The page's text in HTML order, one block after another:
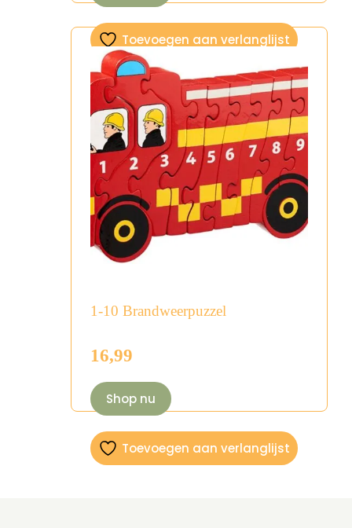
Toevoegen aan verlanglijst
1-10 Brandweerpuzzel
16,99
Shop nu
Toevoegen aan verlanglijst